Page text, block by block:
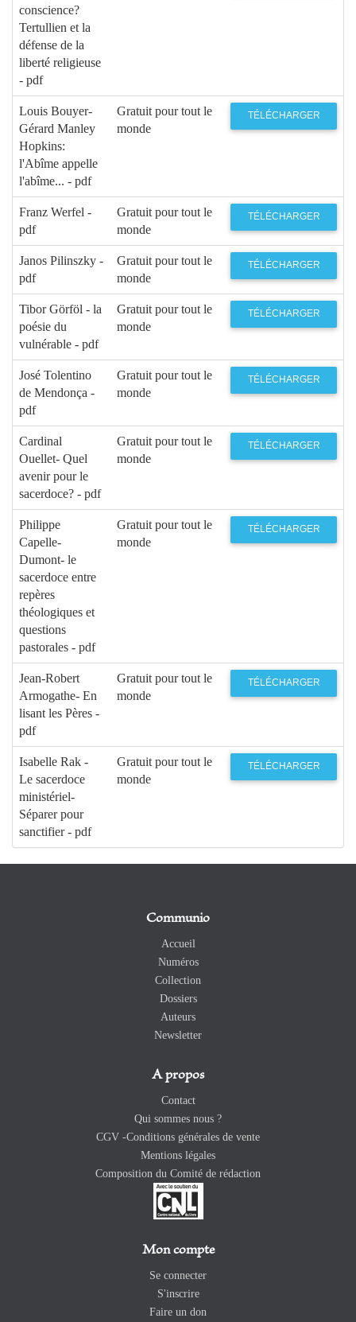
conscience?
Tertullien et la
défense de la
liberté religieuse
- pdf
Louis Bouyer-
Gérard Manley
Hopkins:
l'Abîme appelle
l'abîme... - pdf
Gratuit pour tout le
monde
TÉLÉCHARGER
Franz Werfel -
pdf
Gratuit pour tout le
monde
TÉLÉCHARGER
Janos Pilinszky -
pdf
Gratuit pour tout le
monde
TÉLÉCHARGER
Tibor Görföl - la
poésie du
vulnérable - pdf
Gratuit pour tout le
monde
TÉLÉCHARGER
José Tolentino
de Mendonça -
pdf
Gratuit pour tout le
monde
TÉLÉCHARGER
Cardinal
Ouellet- Quel
avenir pour le
sacerdoce? - pdf
Gratuit pour tout le
monde
TÉLÉCHARGER
Philippe
Capelle-
Dumont- le
sacerdoce entre
repères
théologiques et
questions
pastorales - pdf
Gratuit pour tout le
monde
TÉLÉCHARGER
Jean-Robert
Armogathe- En
lisant les Pères -
pdf
Gratuit pour tout le
monde
TÉLÉCHARGER
Isabelle Rak -
Le sacerdoce
ministériel-
Séparer pour
sanctifier - pdf
Gratuit pour tout le
monde
TÉLÉCHARGER
Communio
Accueil
Numéros
Collection
Dossiers
Auteurs
Newsletter
A propos
Contact
Qui sommes nous ?
CGV -Conditions générales de vente
Mentions légales
Composition du Comité de rédaction
Mon compte
Se connecter
S'inscrire
Faire un don